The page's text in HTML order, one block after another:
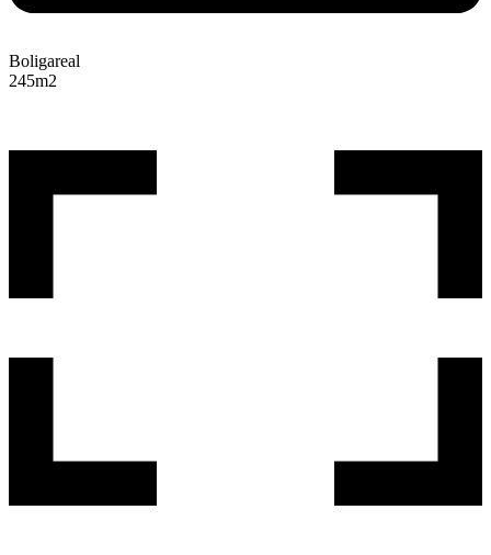
Boligareal
245m2